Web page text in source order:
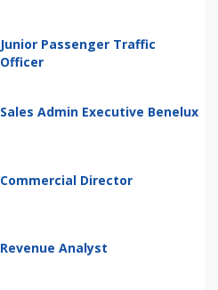
Junior Passenger Traffic
Officer
Sales Admin Executive Benelux
Commercial Director
Revenue Analyst